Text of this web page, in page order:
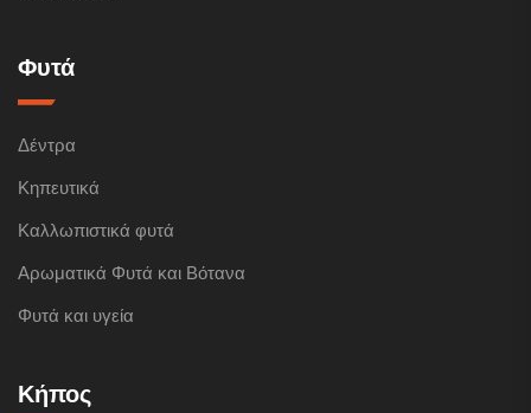
Φυτά
Δέντρα
Κηπευτικά
Καλλωπιστικά φυτά
Αρωματικά Φυτά και Βότανα
Φυτά και υγεία
Κήπος